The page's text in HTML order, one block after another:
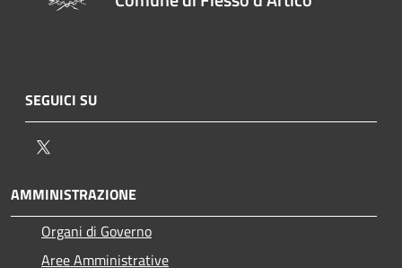
SEGUICI SU
AMMINISTRAZIONE
Organi di Governo
Aree Amministrative